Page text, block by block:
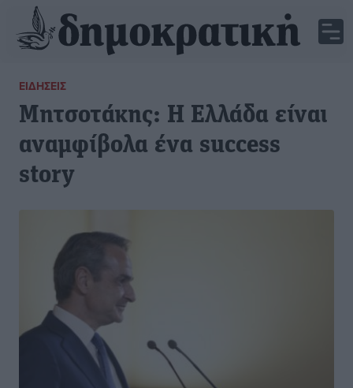
ΕΙΔΉΣΕΙΣ
Μητσοτάκης: Η Ελλάδα είναι
αναμφίβολα ένα success
story